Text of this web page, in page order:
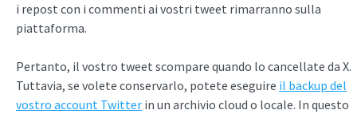
i repost con i commenti ai vostri tweet rimarranno sulla
piattaforma.
Pertanto, il vostro tweet scompare quando lo cancellate da X.
Tuttavia, se volete conservarlo, potete eseguire il backup del
vostro account Twitter in un archivio cloud o locale. In questo